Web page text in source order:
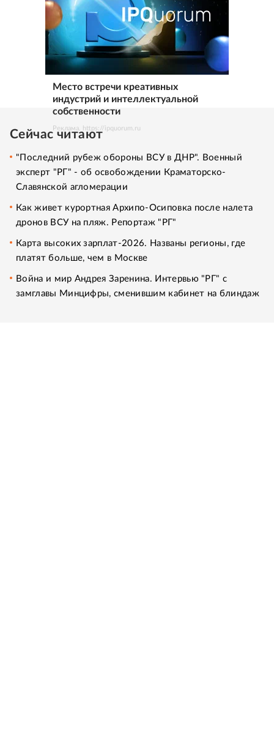
Место встречи креативных
индустрий и интеллектуальной
собственности
Реклама. https://ipquorum.ru
Сейчас читают
"Последний рубеж обороны ВСУ в ДНР". Военный
эксперт "РГ" - об освобождении Краматорско-
Славянской агломерации
Как живет курортная Архипо-Осиповка после налета
дронов ВСУ на пляж. Репортаж "РГ"
Карта высоких зарплат-2026. Названы регионы, где
платят больше, чем в Москве
Война и мир Андрея Заренина. Интервью "РГ" с
замглавы Минцифры, сменившим кабинет на блиндаж